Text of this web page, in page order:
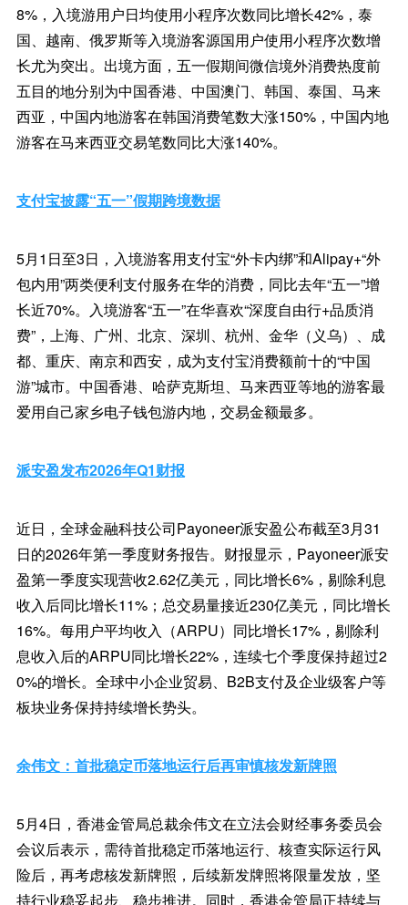
8%，入境游用户日均使用小程序次数同比增长42%，泰
国、越南、俄罗斯等入境游客源国用户使用小程序次数增
长尤为突出。出境方面，五一假期间微信境外消费热度前
五目的地分别为中国香港、中国澳门、韩国、泰国、马来
西亚，中国内地游客在韩国消费笔数大涨150%，中国内地
游客在马来西亚交易笔数同比大涨140%。
支付宝披露“五一”假期跨境数据
5月1日至3日，入境游客用支付宝“外卡内绑”和Alipay+“外
包内用”两类便利支付服务在华的消费，同比去年“五一”增
长近70%。入境游客“五一”在华喜欢“深度自由行+品质消
费”，上海、广州、北京、深圳、杭州、金华（义乌）、成
都、重庆、南京和西安，成为支付宝消费额前十的“中国
游”城市。中国香港、哈萨克斯坦、马来西亚等地的游客最
爱用自己家乡电子钱包游内地，交易金额最多。
派安盈发布2026年Q1财报
近日，全球金融科技公司Payoneer派安盈公布截至3月31
日的2026年第一季度财务报告。财报显示，Payoneer派安
盈第一季度实现营收2.62亿美元，同比增长6%，剔除利息
收入后同比增长11%；总交易量接近230亿美元，同比增长
16%。每用户平均收入（ARPU）同比增长17%，剔除利
息收入后的ARPU同比增长22%，连续七个季度保持超过2
0%的增长。全球中小企业贸易、B2B支付及企业级客户等
板块业务保持持续增长势头。
余伟文：首批稳定币落地运行后再审慎核发新牌照
5月4日，香港金管局总裁余伟文在立法会财经事务委员会
会议后表示，需待首批稳定币落地运行、核查实际运行风
险后，再考虑核发新牌照，后续新发牌照将限量发放，坚
持行业稳妥起步、稳步推进。同时，香港金管局正持续与